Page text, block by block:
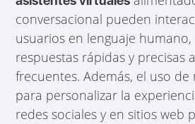
conversacional pueden
usuarios en lenguaje
respuestas rápidas y precisas
frecuentes. Además, el uso
para personalizar la
redes sociales y en sitios web